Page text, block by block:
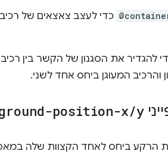
כדי לעצב צאצאים של
את הסגנון של הקשר בין רכיב
והרכיב המעוגן ביחס אחד לשני.
position-x/y